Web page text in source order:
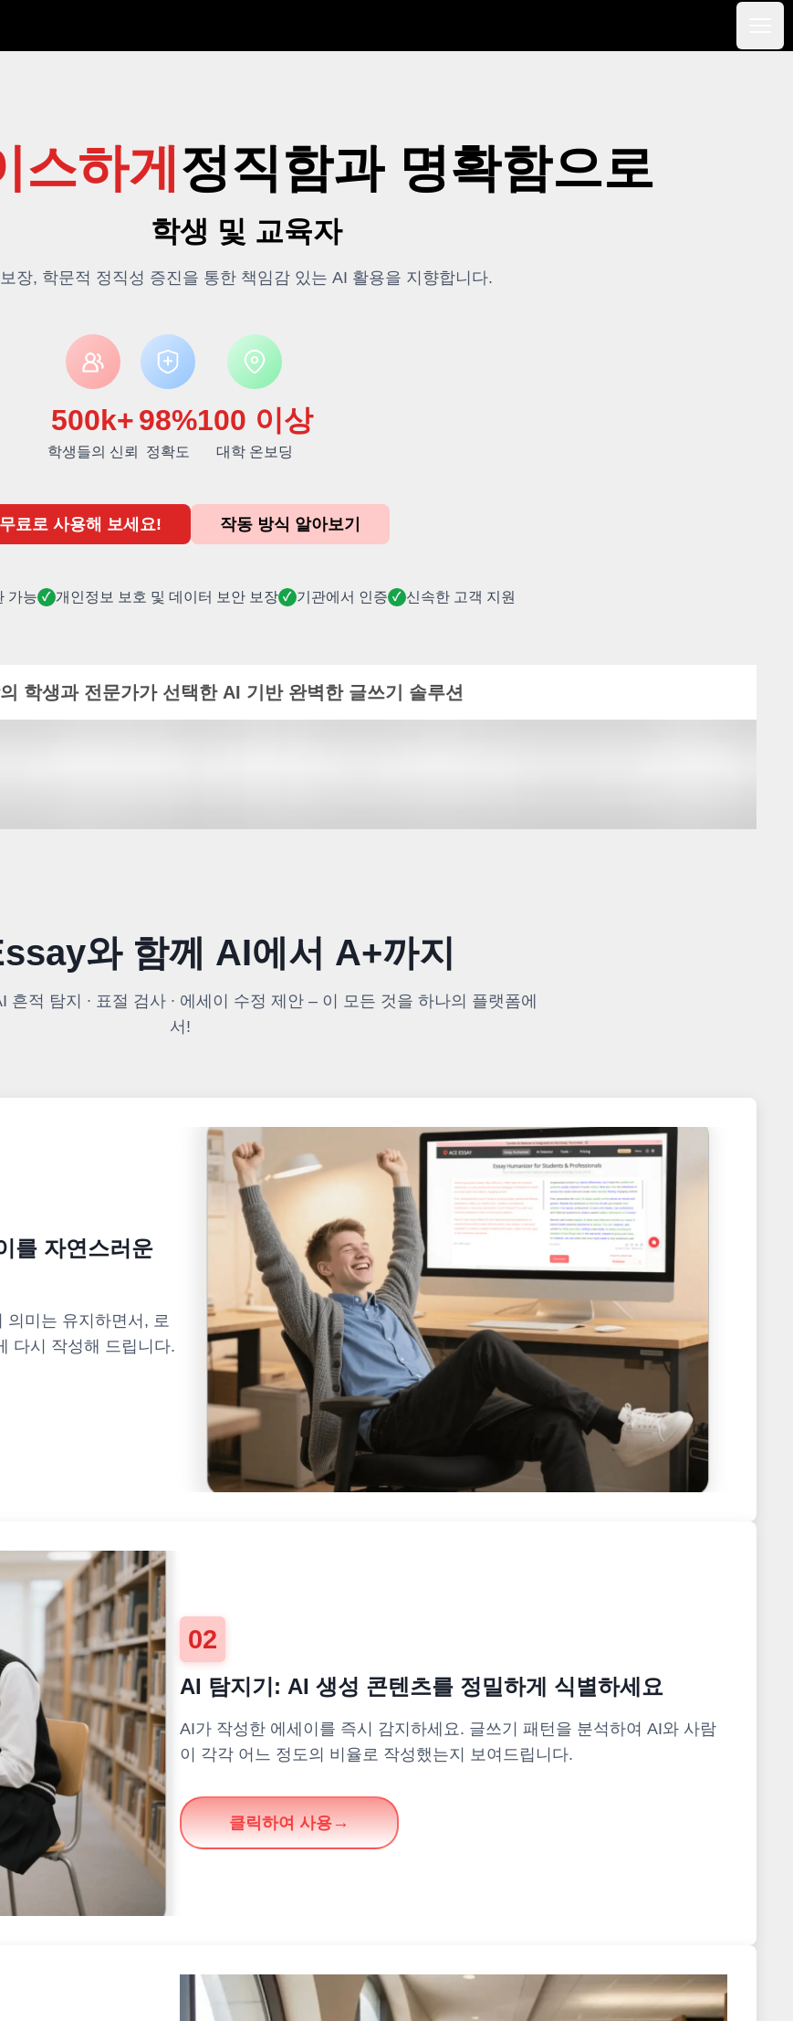
스하게정직함과 명확함으로
학생 및 교육자
장, 학문적 정직성 증진을 통한 책임감 있는 AI 활용을 지향합니다.
500k+
학생들의 신뢰
98%
정확도
100 이상
대학 온보딩
무료로 사용해 보세요! 작동 방식 알아보기
가능 ✓ 개인정보 보호 및 데이터 보안 보장 ✓ 기관에서 인증 ✓ 신속한 고객 지원
학생과 전문가가 선택한 AI 기반 완벽한 글쓰기 솔루션
와 함께 AI에서 A+까지
흔적 탐지 ∙ 표절 검사 ∙ 에세이 수정 제안 – 이 모든 것을 하나의 플랫폼에
서!
를 자연스러운
미는 유지하면서, 로
다시 작성해 드립니다.
02
AI 탐지기: AI 생성 콘텐츠를 정밀하게 식별하세요
AI가 작성한 에세이를 즉시 감지하세요. 글쓰기 패턴을 분석하여 AI와 사람
이 각각 어느 정도의 비율로 작성했는지 보여드립니다.
클릭하여 사용